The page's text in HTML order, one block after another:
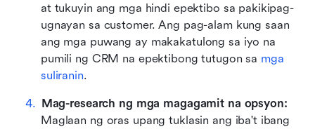
at tukuyin ang mga hindi epektibo sa pakikipag-
ugnayan sa customer. Ang pag-alam kung saan
ang mga puwang ay makakatulong sa iyo na
pumili ng CRM na epektibong tutugon sa mga
suliranin.
Mag-research ng mga magagamit na opsyon:
Maglaan ng oras upang tuklasin ang iba't ibang